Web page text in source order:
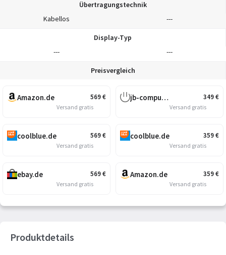
Übertragungstechnik
Kabellos
---
Display-Typ
---
---
Preisvergleich
569€
Amazon.de
Versand gratis
569€
coolblue.de
Versand gratis
569€
ebay.de
Versand gratis
349€
jb-computer.de
Versand gratis
359€
coolblue.de
Versand gratis
359€
Amazon.de
Versand gratis
Produktdetails